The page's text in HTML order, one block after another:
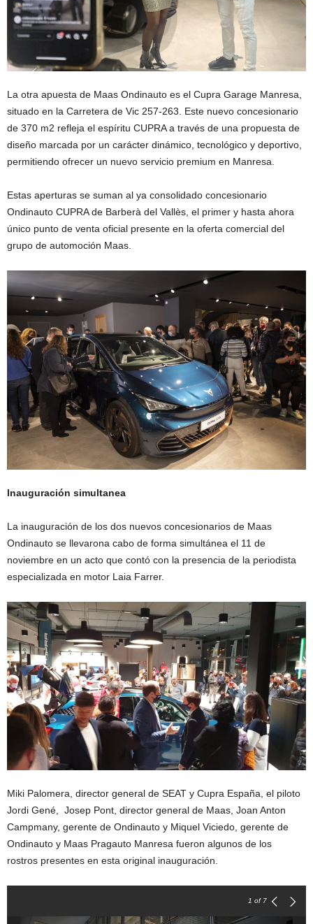
La otra apuesta de Maas Ondinauto es el Cupra Garage Manresa,
situado en la Carretera de Vic 257-263. Este nuevo concesionario
de 370 m2 refleja el espíritu CUPRA a través de una propuesta de
diseño marcada por un carácter dinámico, tecnológico y deportivo,
permitiendo ofrecer un nuevo servicio premium en Manresa.
Estas aperturas se suman al ya consolidado concesionario
Ondinauto CUPRA de Barberà del Vallès, el primer y hasta ahora
único punto de venta oficial presente en la oferta comercial del
grupo de automoción Maas.
Inauguración simultanea
La inauguración de los dos nuevos concesionarios de Maas
Ondinauto se llevarona cabo de forma simultánea el 11 de
noviembre en un acto que contó con la presencia de la periodista
especializada en motor Laia Farrer.
Miki Palomera, director general de SEAT y Cupra España, el piloto
Jordi Gené, Josep Pont, director general de Maas, Joan Anton
Campmany, gerente de Ondinauto y Miquel Viciedo, gerente de
Ondinauto y Maas Pragauto Manresa fueron algunos de los
rostros presentes en esta original inauguración.
1 of 7